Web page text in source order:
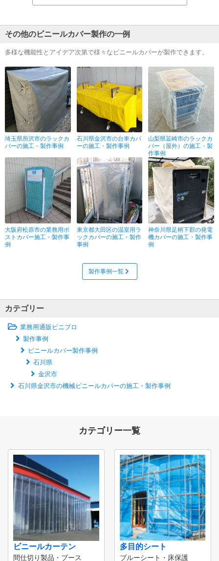
その他のビニールカバー製作の一例
多様な機能性とアイデア次第で様々なビニールカバーが製作できます。
埼玉県所沢市のラックカ
バーの施工・製作事例
石川県金沢市の台車カバ
ーの施工・製作事例
山梨県韮崎市のラックカ
バー（屋外）の施工・製
作事例
大阪府松原市の業務用ポ
ストカバー施工・製作事
例
東京都大田区の温室用ラ
ックカバーの施工・製作
事例
神奈川県足柄下郡の発電
機カバーの施工・製作事
例
製作事例一覧
カテゴリー
業務用通販ビニプロ
製作事例
ビニールカバー製作事例
石川県
金沢市
石川県金沢市の機械ビニールカバーの施工・製作事例
カテゴリー一覧
ビニールカーテン
間仕切り製品・ブース
多目的シート
ブルーシート・床保護